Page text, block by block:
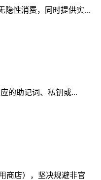
隐性消费，同时提供实...
的助记词、私钥或...
商店），坚决规避非官